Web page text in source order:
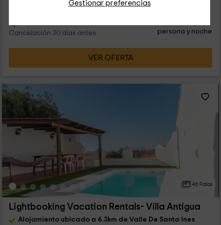
Gestionar preferencias
Cancelación 30 días antes
persona y noche
VER OFERTA
46 Fotos
Lightbooking Vacation Rentals- Villa Antigua
Alojamiento ubicado a 6.3km de Valle De Santa Ines